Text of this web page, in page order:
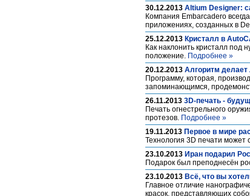
30.12.2013 Altium Designer:
Компания Embarcadero
приложениях, созданных в
25.12.2013 Кристалл в
Как наклонить кристалл под
положение. Подробнее »
20.12.2013 Алгоритм
Программу, которая,
запоминающимся,
26.11.2013 3D-печать -
Печать огнестрельного
протезов. Подробнее »
19.11.2013 Первое в мире
Технология 3D печати
23.10.2013 Иран подарил
Подарок был преподнесён
23.10.2013 Всё, что вы
Главное отличие
красок, представляющих